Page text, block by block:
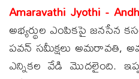
Amaravathi Jyothi -
అభ్యర్థుల ఎంపికపై జనసేన
పవన్ సమీక్షలు అమరావతి,
ఎన్నికల వేడి మొదలైంది.